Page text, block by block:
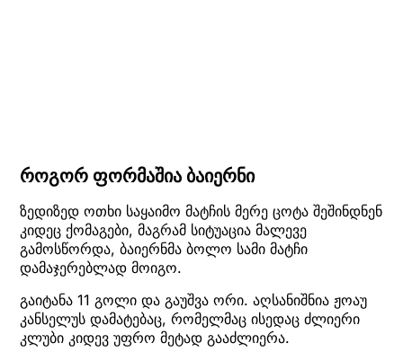
როგორ ფორმაშია ბაიერნი
ზედიზედ ოთხი საყაიმო მატჩის მერე ცოტა შეშინდნენ
კიდეც ქომაგები, მაგრამ სიტუაცია მალევე
გამოსწორდა, ბაიერნმა ბოლო სამი მატჩი
დამაჯერებლად მოიგო.
გაიტანა 11 გოლი და გაუშვა ორი. აღსანიშნია ჟოაუ
კანსელუს დამატებაც, რომელმაც ისედაც ძლიერი
კლუბი კიდევ უფრო მეტად გააძლიერა.